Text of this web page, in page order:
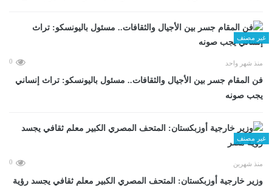
غير مصنف
منذ شهر واحد 0
فن المقام جسر بين الأجيال والثقافات.. مسئول باليونسكو: تراث إنساني
يجب صونه
غير مصنف
منذ شهرين 0
وزير خارجية أوزبكستان: المتحف المصري الكبير معلم ثقافي يجسد رؤية